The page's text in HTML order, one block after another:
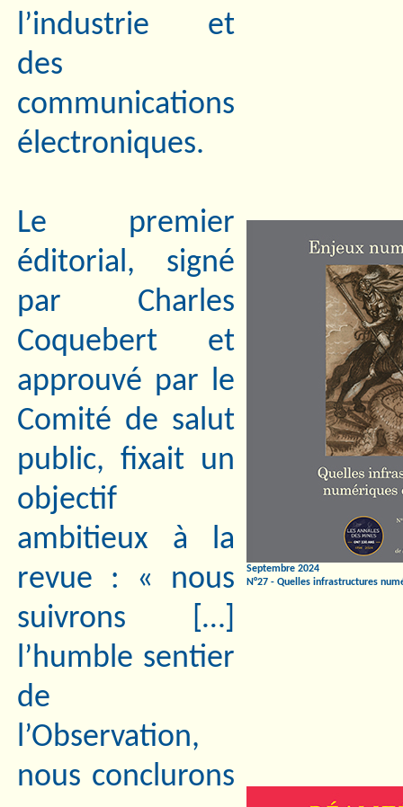
l’industrie et
des
communications
électroniques.
Le premier
éditorial, signé
par Charles
Coquebert et
approuvé par le
Comité de salut
public, fixait un
objectif
ambitieux à la
revue : « nous
suivrons […]
l’humble sentier
de
l’Observation,
nous conclurons
Septembre 2024
N°27 - Quelles infrastructures